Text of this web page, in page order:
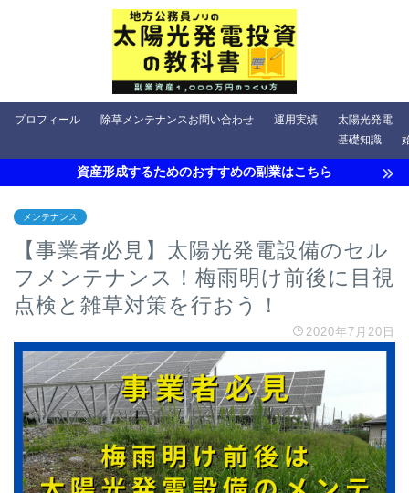
プロフィール 除草メンテナンスお問い合わせ 運用実績
太陽光発電
基礎知識
資産形成するためのおすすめの副業はこちら
メンテナンス
【事業者必見】太陽光発電設備のセル
フメンテナンス！梅雨明け前後に目視
点検と雑草対策を行おう！
2020年7月20日